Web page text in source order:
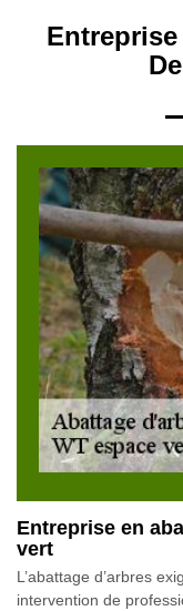
Entreprise en
vert
L’abattage d’arbres
intervention de